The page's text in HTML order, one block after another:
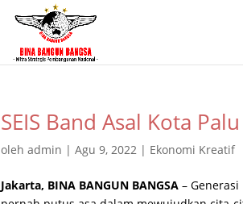
SEIS Band Asal Kota
olehadmin |Agu 9, 2022 | Ekonomi Kreatif
Jakarta, BINA BANGUN BANGSA–